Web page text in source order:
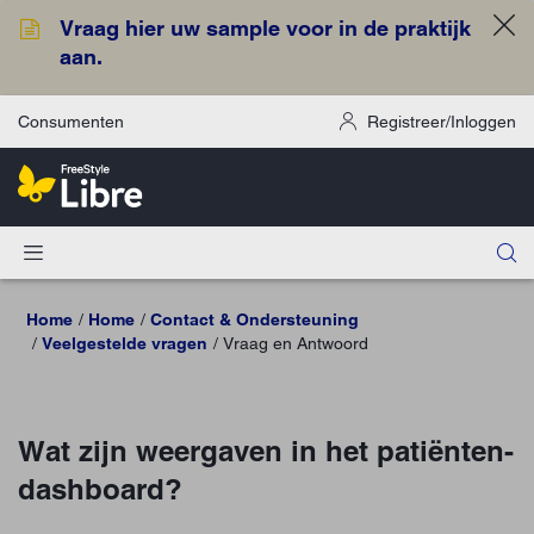
Vraag hier uw sample voor in de praktijk
aan.
Consumenten Registreer/Inloggen
Home Home
Contact & Ondersteuning
Veelgestelde vragen
Vraag en Antwoord
Wat zijn weergaven in het patiënten-
dashboard?